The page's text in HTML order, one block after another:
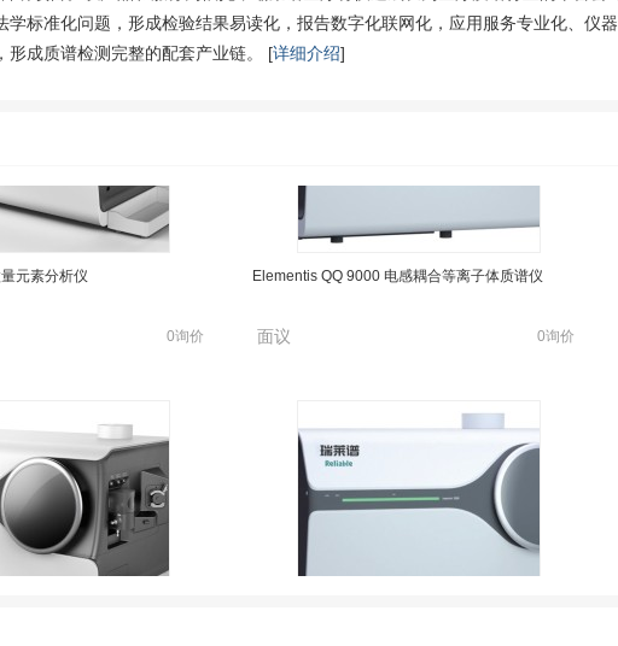
学标准化问题，形成检验结果易读化，报告数字化联网化，应用服务专业化、仪
形成质谱检测完整的配套产业链。 [详细介绍]
Elementis QQ 9000 电感耦合等离子体质谱仪